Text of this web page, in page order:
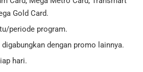
Gold Card.
periode program.
dengan promo lainnya.
hari.